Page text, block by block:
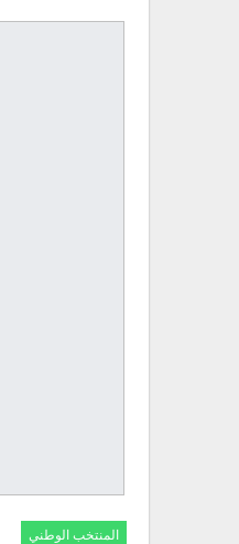
المنتخب الوطني